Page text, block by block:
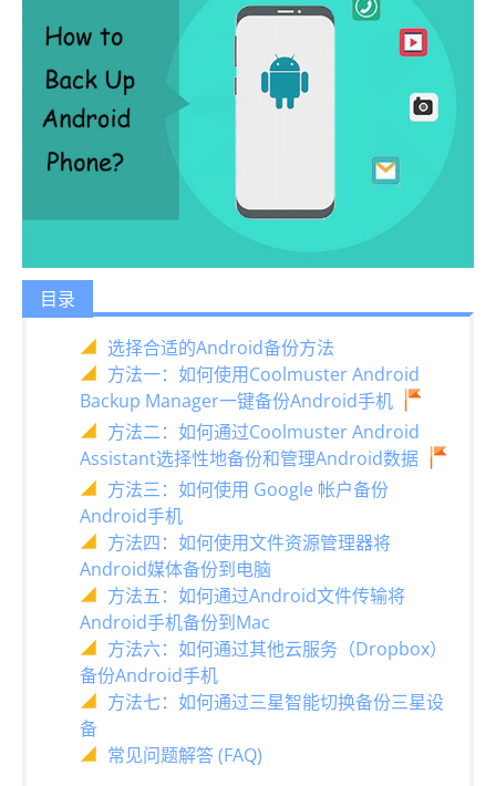
目录
选择合适的Android备份方法
方法一：如何使用Coolmuster Android
Backup Manager一键备份Android手机
方法二：如何通过Coolmuster Android
Assistant选择性地备份和管理Android数据
方法三：如何使用 Google 帐户备份
Android手机
方法四：如何使用文件资源管理器将
Android媒体备份到电脑
方法五：如何通过Android文件传输将
Android手机备份到Mac
方法六：如何通过其他云服务（Dropbox）
备份Android手机
方法七：如何通过三星智能切换备份三星设
备
常见问题解答 (FAQ)